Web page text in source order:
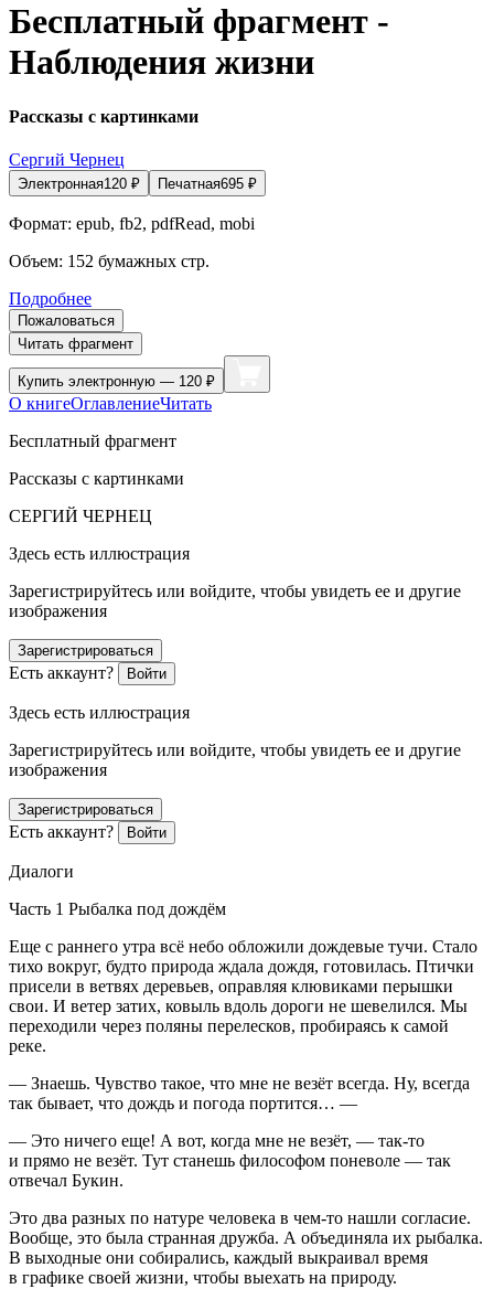
Бесплатный фрагмент -
Наблюдения жизни
Рассказы с картинками
Сергий Чернец
Электронная120 ₽ Печатная695 ₽
Формат: epub, fb2, pdfRead, mobi
Объем: 152 бумажных стр.
Подробнее
Пожаловаться
Читать фрагмент
Купить электронную — 120 ₽
О книгеОглавлениеЧитать
Бесплатный фрагмент
Рассказы с картинками
СЕРГИЙ ЧЕРНЕЦ
Здесь есть иллюстрация
Зарегистрируйтесь или войдите, чтобы увидеть ее и другие
изображения
Зарегистрироваться
Есть аккаунт? Войти
Здесь есть иллюстрация
Зарегистрируйтесь или войдите, чтобы увидеть ее и другие
изображения
Зарегистрироваться
Есть аккаунт? Войти
Диалоги
Часть 1 Рыбалка под дождём
Еще с раннего утра всё небо обложили дождевые тучи. Стало
тихо вокруг, будто природа ждала дождя, готовилась. Птички
присели в ветвях деревьев, оправляя клювиками перышки
свои. И ветер затих, ковыль вдоль дороги не шевелился. Мы
переходили через поляны перелесков, пробираясь к самой
реке.
— Знаешь. Чувство такое, что мне не везёт всегда. Ну, всегда
так бывает, что дождь и погода портится… —
— Это ничего еще! А вот, когда мне не везёт, — так-то
и прямо не везёт. Тут станешь философом поневоле — так
отвечал Букин.
Это два разных по натуре человека в чем-то нашли согласие.
Вообще, это была странная дружба. А объединяла их рыбалка.
В выходные они собирались, каждый выкраивал время
в графике своей жизни, чтобы выехать на природу.